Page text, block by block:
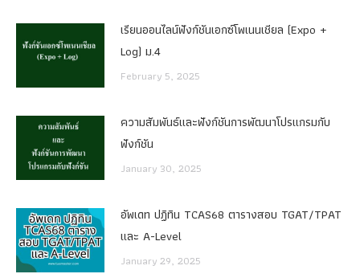
เรียนออนไลน์ฟังก์ชันเอกซ์โพเนนเชียล (Expo +
Log) ม.4
February 5, 2025
ความสัมพันธ์และฟังก์ชันการพัฒนาโปรแกรมกับ
ฟังก์ชัน
January 30, 2025
อัพเดท ปฏิทิน TCAS68 ตารางสอบ TGAT/TPAT
และ A-Level
January 29, 2025